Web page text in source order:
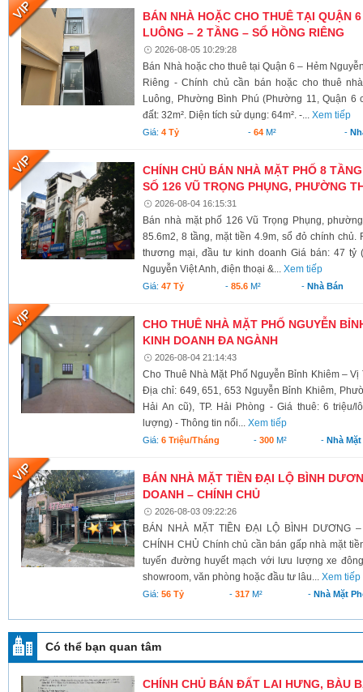
BÁN NHÀ HOẶC CHO THUÊ TẠI QUẬN
LUÔNG – 2 TẦNG – SỔ HỒNG RIÊNG
2026-08-05 10:29:28
Bán Nhà hoặc cho thuê tại Quận 6 – Hẻm
Riêng - Chính chủ cần bán hoặc cho thuê
Luông, Phường Bình Phú (Phường 11, Quận 6
đất: 32m². Diện tích sử dụng: 64m². -...Xem tiếp
Giá:4 Tỷ - 64M² -
CHÍNH CHỦ BÁN NHÀ MẶT PHỐ 8
SỐ 126 VŨ TRỌNG PHỤNG, PHƯỜNG
2026-08-04 16:15:31
Bán nhà mặt phố 126 Vũ Trọng Phụng,
85.6m2, 8 tầng, mặt tiền 4.9m, sổ đỏ chính
thương mại, đầu tư kinh doanh Giá bán: 47
Nguyễn Việt Anh, điện thoại &...Xem tiếp
Giá:47 Tỷ - 85.6M² - Nhà Bán
CHO THUÊ NHÀ MẶT PHỐ NGUYỄN
KINH DOANH ĐA NGÀNH
2026-08-04 21:14:43
Cho Thuê Nhà Mặt Phố Nguyễn Bỉnh Khiêm –
Địa chỉ: 649, 651, 653 Nguyễn Bỉnh Khiêm,
Hải An cũ), TP. Hải Phòng - Giá thuê: 6 triệu/
lượng) - Thông tin nổi...Xem tiếp
Giá:6 Triệu/tháng -300 M² - Nhà
BÁN NHÀ MẶT TIỀN ĐẠI LỘ BÌNH
DOANH – CHÍNH CHỦ
2026-08-03 09:22:26
BÁN NHÀ MẶT TIỀN ĐẠI LỘ BÌNH DƯƠNG
CHÍNH CHỦ Chính chủ cần bán gấp nhà mặt
tuyến đường huyết mạch với lưu lượng xe
showroom, văn phòng hoặc đầu tư lâu...Xem tiếp
Giá:56 Tỷ -317 M² - Nhà Mặt
Có thể bạn quan tâm
CHÍNH CHỦ BÁN ĐẤT LAI HƯNG, BÀU